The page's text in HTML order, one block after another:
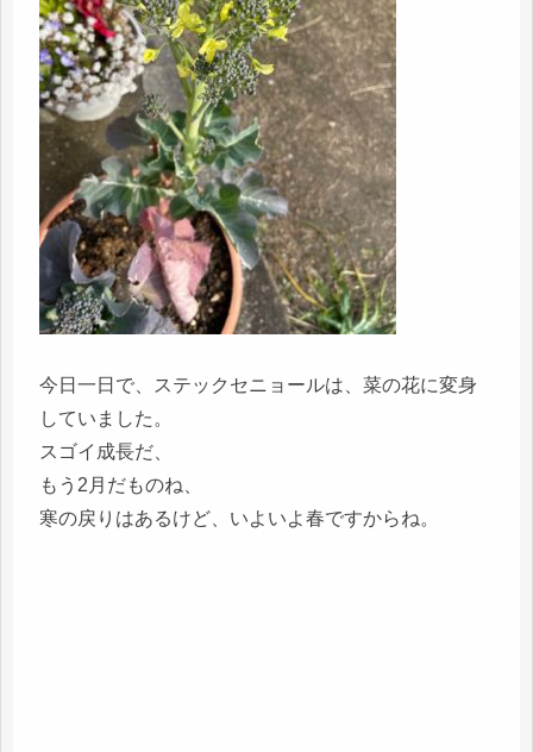
今日一日で、ステックセニョールは、菜の花に変身
していました。
スゴイ成長だ、
もう2月だものね、
寒の戻りはあるけど、いよいよ春ですからね。